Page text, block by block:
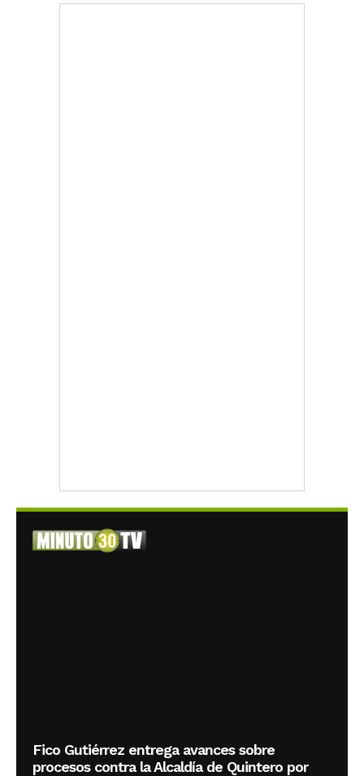
Fico Gutiérrez entrega avances sobre
procesos contra la Alcaldía de Quintero por